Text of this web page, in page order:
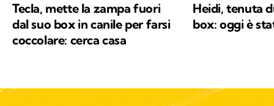
Tecla, mette la zampa fuori
dal suo box in canile per farsi
coccolare: cerca casa
Heidi, tenuta
box: oggi è